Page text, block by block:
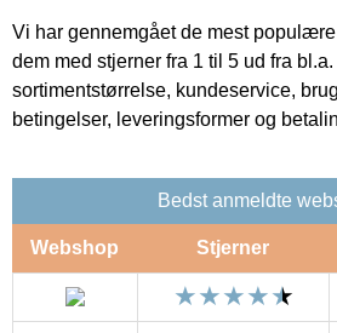
Vi har gennemgået de mest
dem med stjerner fra 1 til 5 ud fra
sortimentstørrelse, kundeservice,
betingelser, leveringsformer og
Bedst anmeldte
Webshop Stjerner